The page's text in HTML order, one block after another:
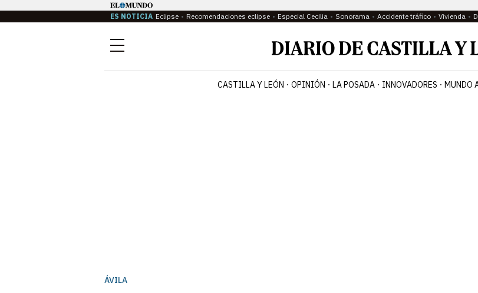
ES NOTICIA Eclipse Recomendaciones eclipse Especial Cecilia Sonorama Accidente tráfico Vivienda
Menú
CASTILLA Y LEÓN OPINIÓN LA POSADA INNOVADORES MUNDO
ÁVILA